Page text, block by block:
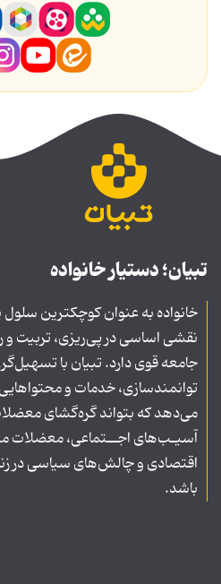
تبیان؛ دستیار خانواده
خانواده به عنوان کوچکترین
نقشی اساسی در پی‌ریزی، تربیت
جامعه قوی دارد. تبیان با
توانمندسازی، خدمات و محتواهایی
می‌دهد که بتواند گره‌گشای
آسیـب‌های اجــتماعی، معضلات
اقتصادی و چالش‌های سیاسی در
باشد.